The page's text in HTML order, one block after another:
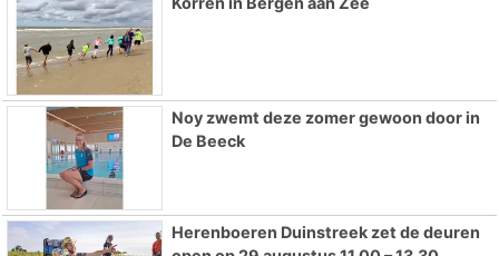
Noy zwemt deze zomer gewoon door in
De Beeck
Herenboeren Duinstreek zet de deuren